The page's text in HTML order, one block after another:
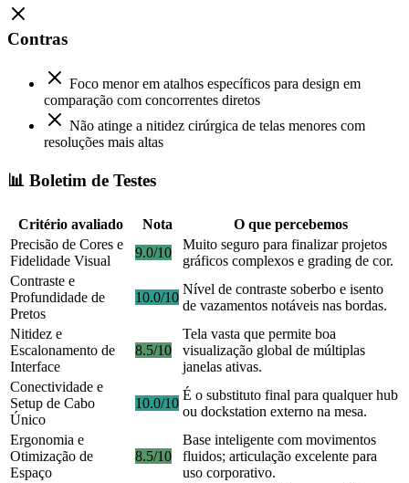
Contras
Foco menor em atalhos específicos para design em
comparação com concorrentes diretos
Não atinge a nitidez cirúrgica de telas menores com
resoluções mais altas
📊 Boletim de Testes
Critério avaliado Nota
O que percebemos
Precisão de Cores e
Fidelidade Visual
9.0/10
Muito seguro para finalizar projetos
gráficos complexos e grading de cor.
Contraste e
Profundidade de
Pretos
10.0/10
Nível de contraste soberbo e isento
de vazamentos notáveis nas bordas.
Nitidez e
Escalonamento de
Interface
8.5/10
Tela vasta que permite boa
visualização global de múltiplas
janelas ativas.
Conectividade e
Setup de Cabo
Único
10.0/10
É o substituto final para qualquer hub
ou dockstation externo na mesa.
Ergonomia e
Otimização de
Espaço
8.5/10
Base inteligente com movimentos
fluidos; articulação excelente para
uso corporativo.